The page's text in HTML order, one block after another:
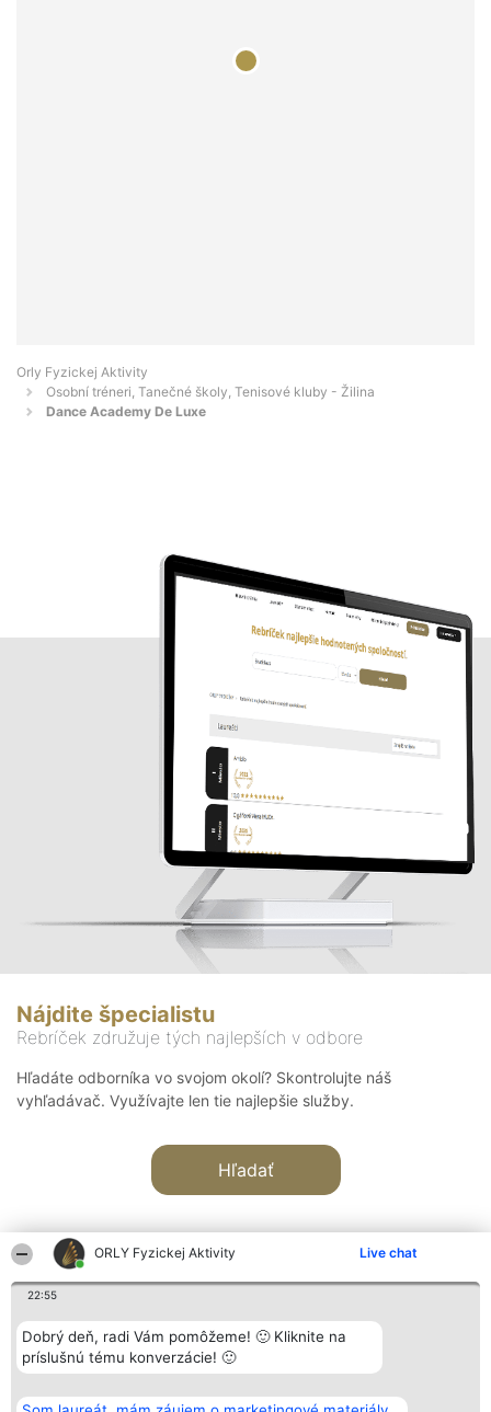
ORLY Fyzickej Aktivity Live chat
22:55
Dobrý deň, radi Vám pomôžeme! 🙂 Kliknite na
príslušnú tému konverzácie! 🙂
Orly Fyzickej Aktivity
Osobní tréneri, Tanečné školy, Tenisové kluby - Žilina
Dance Academy De Luxe
Nájdite špecialistu
Rebríček združuje tých najlepších v odbore
Hľadáte odborníka vo svojom okolí? Skontrolujte náš
vyhľadávač. Využívajte len tie najlepšie služby.
Hľadať
Organizátor hodnotenia
Bright Side Solutions sp. z o.
o. sp. k.
Wrocław 50-079
Hodnotenie
Laureáti
Lista
Laureatów
Kontakt
Kontakt